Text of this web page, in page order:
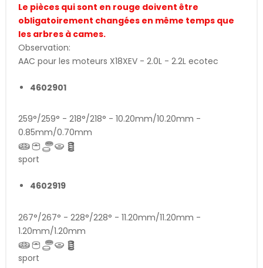
Le pièces qui sont en rouge doivent être
obligatoirement changées en même temps que
les arbres à cames.
Observation:
AAC pour les moteurs X18XEV - 2.0L - 2.2L ecotec
4602901
259°/259° - 218°/218° - 10.20mm/10.20mm -
0.85mm/0.70mm
sport
4602919
267°/267° - 228°/228° - 11.20mm/11.20mm -
1.20mm/1.20mm
sport